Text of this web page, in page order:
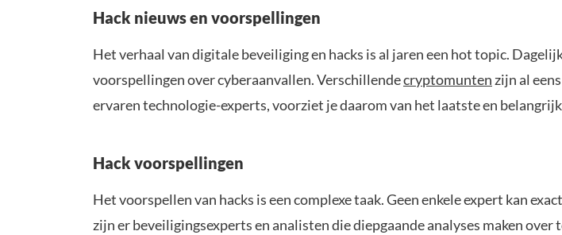
Hack nieuws en voorspellingen
Het verhaal van digitale beveiliging en hacks is al jaren een hot topic.
voorspellingen over cyberaanvallen. Verschillendecryptomunten zijn al
ervaren technologie-experts, voorziet je daarom van het laatste en
Hack voorspellingen
Het voorspellen van hacks is een complexe taak. Geen enkele expert kan
zijn er beveiligingsexperts en analisten die diepgaande analyses maken